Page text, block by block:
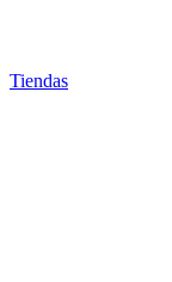
Tiendas